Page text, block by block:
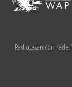
RadioLacan.com